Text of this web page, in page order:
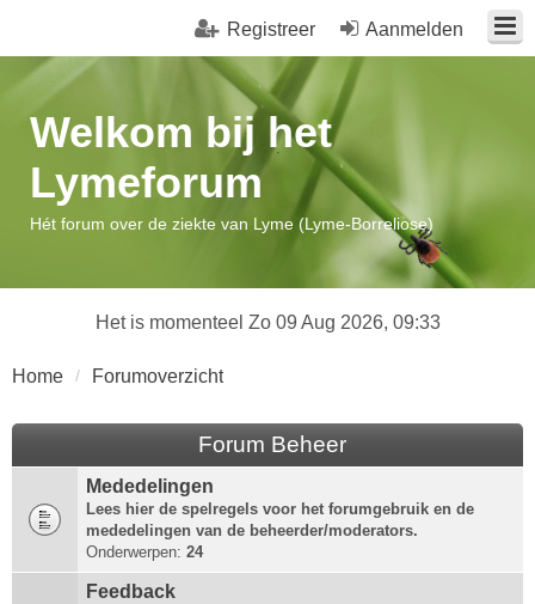
Aanmelden
Registreer
Welkom bij het
Lymeforum
Hét forum over de ziekte van Lyme (Lyme-Borreliose)
Het is momenteel Zo 09 Aug 2026, 09:33
Home Forumoverzicht
Forum Beheer
Mededelingen
Lees hier de spelregels voor het forumgebruik en de
mededelingen van de beheerder/moderators.
Onderwerpen: 24
Feedback